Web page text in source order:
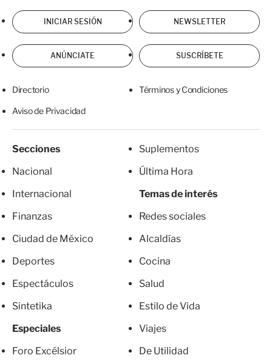
INICIAR SESIÓN NEWSLETTER
ANÚNCIATE SUSCRÍBETE
Directorio Términos y Condiciones
Aviso de Privacidad
Secciones
Nacional
Internacional
Finanzas
Ciudad de México
Deportes
Espectáculos
Sintetika
Especiales
Foro Excélsior
Suplementos
Última Hora
Temas de interés
Redes sociales
Alcaldías
Cocina
Salud
Estilo de Vida
Viajes
De Utilidad